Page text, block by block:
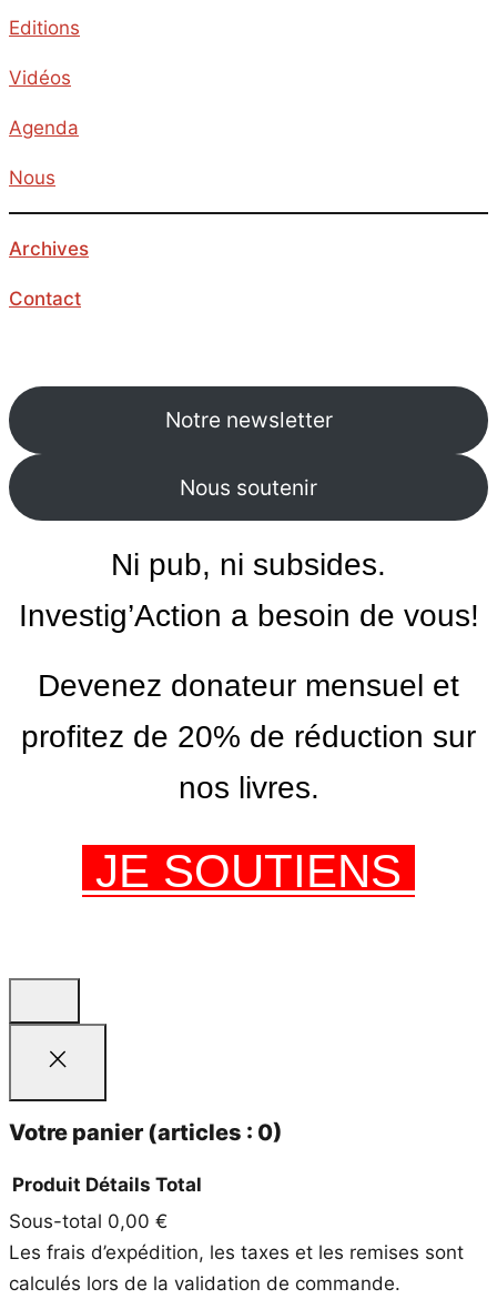
Editions
Vidéos
Agenda
Nous
Archives
Contact
Notre newsletter
Nous soutenir
Ni pub, ni subsides.
Investig’Action a besoin de vous!
Devenez donateur mensuel et
profitez de 20% de réduction sur
nos livres.
JE SOUTIENS
Votre panier (articles : 0)
Produits
dans
le
Produit Détails Total
Sous-total 0,00 €
Les frais d’expédition, les taxes et les remises sont
calculés lors de la validation de commande.